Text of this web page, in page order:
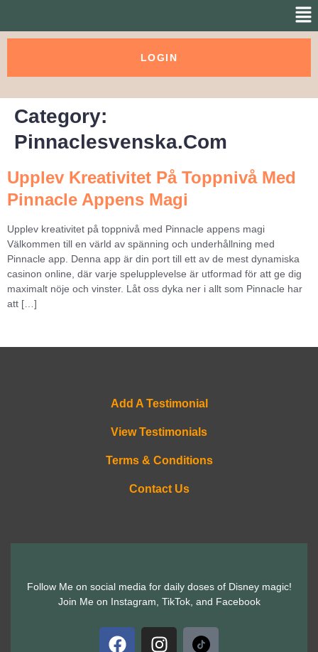
LOGIN
Category:
Pinnaclesvenska.com
Upplev Kreativitet På Toppnivå Med
Pinnacle Appens Magi
Upplev kreativitet på toppnivå med Pinnacle appens magi
Välkommen till en värld av spänning och underhållning med
Pinnacle app. Denna app är din port till ett av de mest dynamiska
casinon online, där varje spelupplevelse är utformad för att ge dig
maximalt nöje och vinster. Låt oss dyka ner i allt som Pinnacle har
att […]
Add A Testimonial
View Testimonials
Terms & Conditions
Contact Us
Follow Me on social media for daily doses of Disney magic!
Join Me on Instagram, TikTok, and Facebook